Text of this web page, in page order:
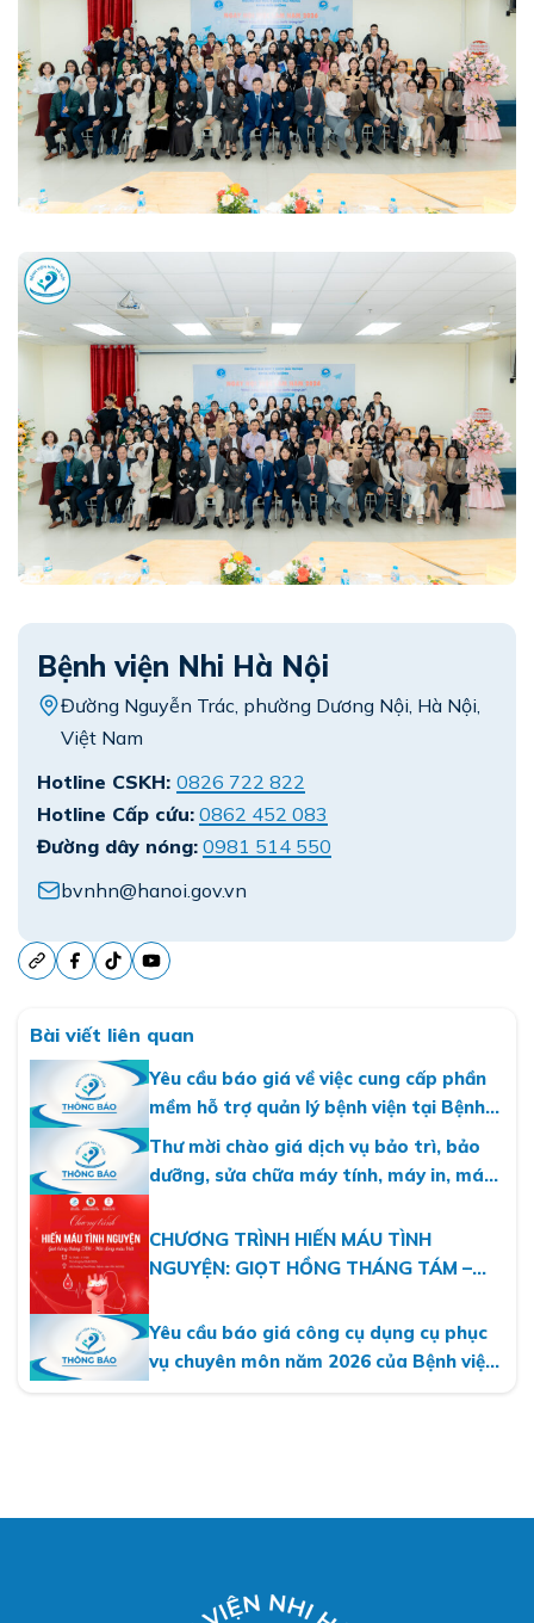
Bệnh viện Nhi Hà Nội
Đường Nguyễn Trác, phường Dương Nội, Hà Nội,
Việt Nam
Hotline CSKH: 0826 722 822
Hotline Cấp cứu: 0862 452 083
Đường dây nóng: 0981 514 550
bvnhn@hanoi.gov.vn
Bài viết liên quan
Yêu cầu báo giá về việc cung cấp phần
mềm hỗ trợ quản lý bệnh viện tại Bệnh
viện Nhi Hà Nội
Thư mời chào giá dịch vụ bảo trì, bảo
dưỡng, sửa chữa máy tính, máy in, máy
CHƯƠNG TRÌNH HIẾN MÁU TÌNH
NGUYỆN: GIỌT HỒNG THÁNG TÁM –
Yêu cầu báo giá công cụ dụng cụ phục
vụ chuyên môn năm 2026 của Bệnh viện